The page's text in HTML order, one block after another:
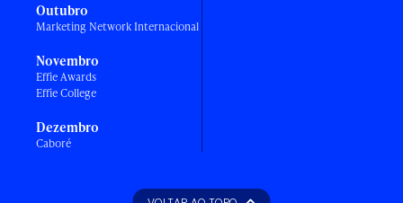
Outubro
Marketing Network Internacional
Novembro
Effie Awards
Effie College
Dezembro
Caboré